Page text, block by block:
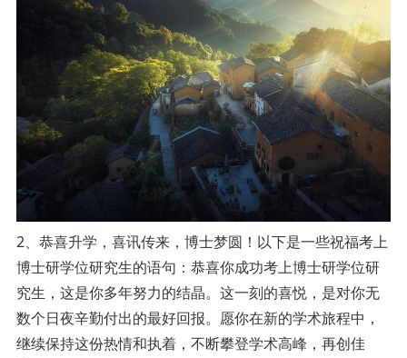
2、恭喜升学，喜讯传来，博士梦圆！以下是一些祝福考上
博士研学位研究生的语句：恭喜你成功考上博士研学位研
究生，这是你多年努力的结晶。这一刻的喜悦，是对你无
数个日夜辛勤付出的最好回报。愿你在新的学术旅程中，
继续保持这份热情和执着，不断攀登学术高峰，再创佳